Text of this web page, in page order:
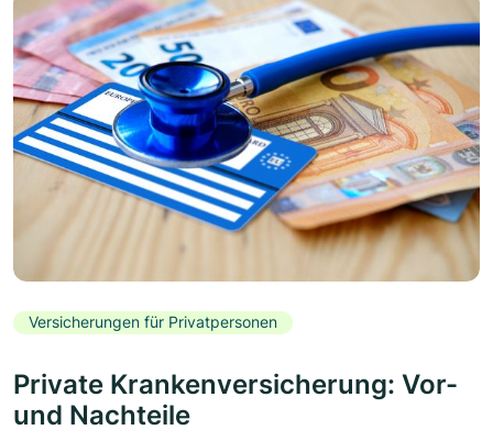
Versicherungen für Privatpersonen
Private Krankenversicherung: Vor-
und Nachteile